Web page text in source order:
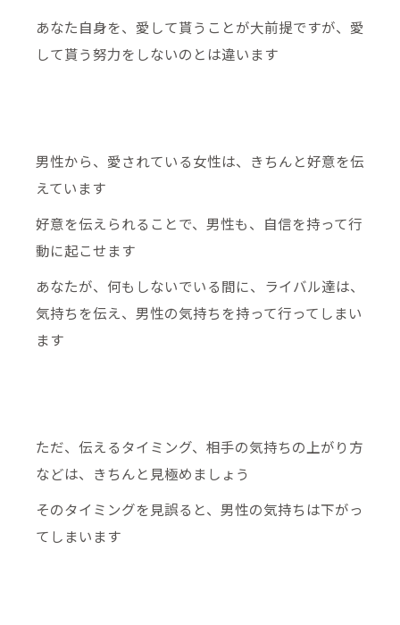
あなた自身を、愛して貰うことが大前提ですが、愛
して貰う努力をしないのとは違います
男性から、愛されている女性は、きちんと好意を伝
えています
好意を伝えられることで、男性も、自信を持って行
動に起こせます
あなたが、何もしないでいる間に、ライバル達は、
気持ちを伝え、男性の気持ちを持って行ってしまい
ます
ただ、伝えるタイミング、相手の気持ちの上がり方
などは、きちんと見極めましょう
そのタイミングを見誤ると、男性の気持ちは下がっ
てしまいます